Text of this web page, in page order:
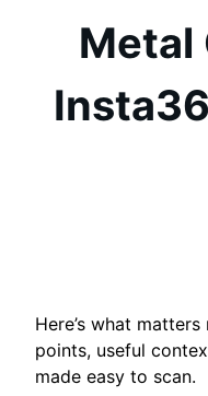
Metal
Here’s what
points, useful
made easy to scan.